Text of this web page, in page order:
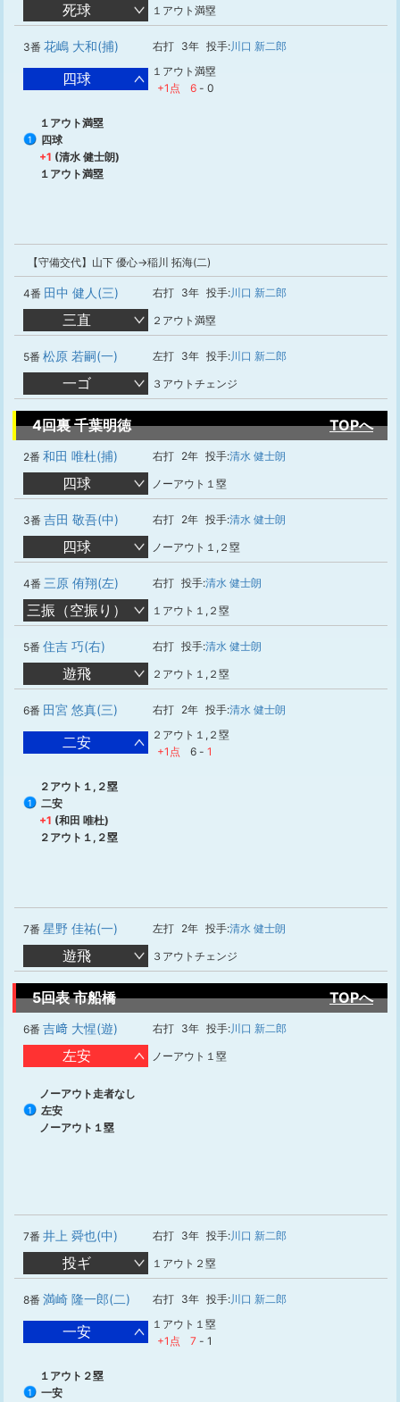
死球 １アウト満塁
3番 花嶋 大和(捕) 右打 3年 投手:川口 新二郎
四球
１アウト満塁
+1点
6 - 0
１アウト満塁
1
四球
+1 (清水 健士朗)
１アウト満塁
【守備交代】山下 優心→稲川 拓海(二)
4番 田中 健人(三) 右打 3年 投手:川口 新二郎
三直 ２アウト満塁
5番 松原 若嗣(一) 左打 3年 投手:川口 新二郎
一ゴ ３アウトチェンジ
4回裏 千葉明徳 TOPへ
2番 和田 唯杜(捕) 右打 2年 投手:清水 健士朗
四球 ノーアウト１塁
3番 吉田 敬吾(中) 右打 2年 投手:清水 健士朗
四球 ノーアウト１,２塁
4番 三原 侑翔(左) 右打 投手:清水 健士朗
三振（空振り） １アウト１,２塁
5番 住吉 巧(右) 右打 投手:清水 健士朗
遊飛 ２アウト１,２塁
6番 田宮 悠真(三) 右打 2年 投手:清水 健士朗
二安
２アウト１,２塁
+1点
6 - 1
２アウト１,２塁
1
二安
+1 (和田 唯杜)
２アウト１,２塁
7番 星野 佳祐(一) 左打 2年 投手:清水 健士朗
遊飛 ３アウトチェンジ
5回表 市船橋 TOPへ
6番 吉﨑 大惺(遊) 右打 3年 投手:川口 新二郎
左安 ノーアウト１塁
ノーアウト走者なし
1
左安
ノーアウト１塁
7番 井上 舜也(中) 右打 3年 投手:川口 新二郎
投ギ １アウト２塁
8番 満崎 隆一郎(二) 右打 3年 投手:川口 新二郎
一安
１アウト１塁
+1点
7 - 1
１アウト２塁
1
一安